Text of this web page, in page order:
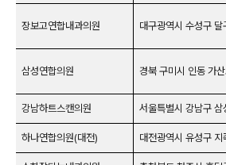
장보고연합내과의원 대구광역시 수성구
삼성연합의원 경북 구미시 인동 가
강남하트스캔의원 서울특별시 강남구
하나연합의원(대전) 대전광역시 유성구